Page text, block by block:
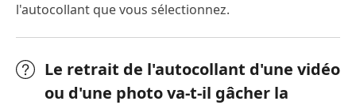
l'autocollant que vous sélectionnez.
Le retrait de l'autocollant d'une vidéo
ou d'une photo va-t-il gâcher la